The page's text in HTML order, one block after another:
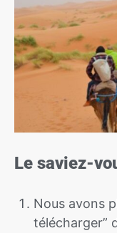
Le saviez-
Nous avons
télécharger”